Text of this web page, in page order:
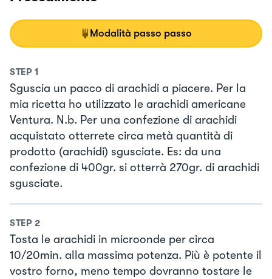
Modalità passo passo
STEP 1
Sguscia un pacco di arachidi a piacere. Per la
mia ricetta ho utilizzato le arachidi americane
Ventura. N.b. Per una confezione di arachidi
acquistato otterrete circa metà quantità di
prodotto (arachidi) sgusciate. Es: da una
confezione di 400gr. si otterrà 270gr. di arachidi
sgusciate.
STEP 2
Tosta le arachidi in microonde per circa
10/20min. alla massima potenza. Più è potente il
vostro forno, meno tempo dovranno tostare le